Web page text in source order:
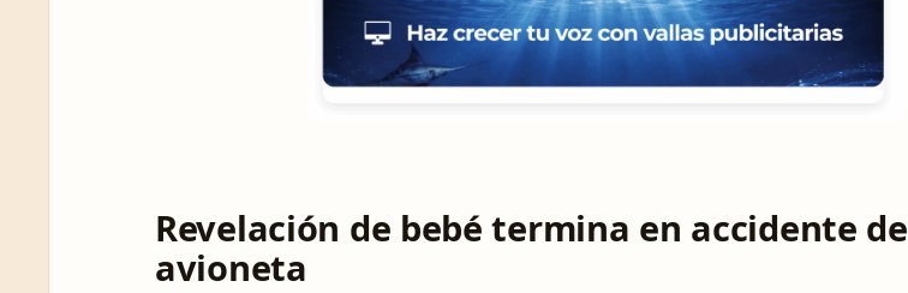
Revelación de bebé termina en accidente de
avioneta